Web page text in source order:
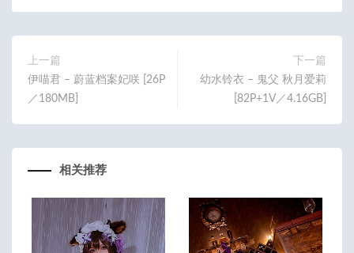
b
o
o
k
itt
er
ail
上一篇
伊喵君 – 蔚蓝档案妃咲 [26P
／180MB]
下一篇
幼水铃衣 – 鬼父 秋月爱莉
[82P+1V／4.16GB]
相关推荐